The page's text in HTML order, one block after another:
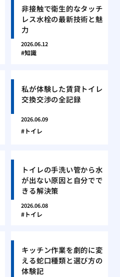
非接触で衛生的なタッチ
レス水栓の最新技術と魅
力
2026.06.12
知識
私が体験した賃貸トイレ
交換交渉の全記録
2026.06.09
トイレ
トイレの手洗い管から水
が出ない原因と自分でで
きる解決策
2026.06.08
トイレ
キッチン作業を劇的に変
える蛇口種類と選び方の
体験記